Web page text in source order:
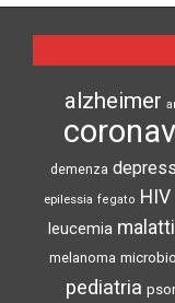
alzheimer
demenza
epilessia fegato HIV
leucemia
melanoma
pediatria